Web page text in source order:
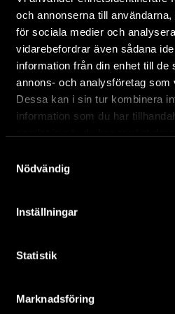
och annonserna till
för sociala medier och
vidarebefordrar även sådana
information från din enhet till de
annons- och analysföretag som
Dessa kan i sin tur kombinera
information som du har
Nödvändig
Inställningar
Statistik
Marknadsföring
Lediga jobb
Här publicerar vi annonser